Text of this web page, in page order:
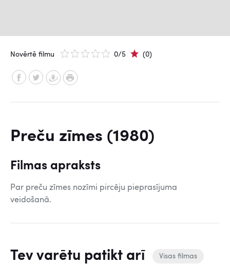
Novērtē filmu 0/5 (0)
Preču zīmes (1980)
Filmas apraksts
Par preču zīmes nozīmi pircēju pieprasījuma
veidošanā.
Tev varētu patikt arī Visas filmas